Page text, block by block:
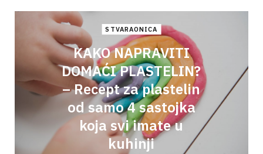
STVARAONICA
KAKO NAPRAVITI
DOMAĆI PLASTELIN?
– Recept za plastelin
od samo 4 sastojka
koja svi imate u
kuhinji